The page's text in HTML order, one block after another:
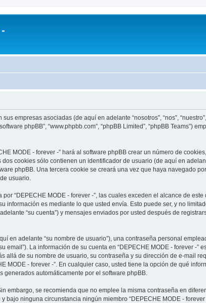
empresas asociadas (de aquí en adelante “nosotros”, “nos”,
phpBB”, “www.phpbb.com”, “phpBB Limited”, “phpBB Teams”)
MODE - forever -” hará al software phpBB crear un número de
cookies sólo contienen un identificador de usuario (de aquí en
phpBB. Una tercera cookie se creará una vez que haya navegado
usuario.
“DEPECHE MODE - forever -”, las cuales exceden el alcance de
información es mediante lo que usted envía. Esto puede ser, y no
“su cuenta”) y mensajes enviados por usted después de
en adelante “su nombre de usuario”), una contraseña personal
La información de su cuenta en “DEPECHE MODE - forever -”
de su nombre de usuario, su contraseña y su dirección de e-mail
MODE - forever -”. En cualquier caso, usted tiene la opción de qué
automáticamente por el software phpBB.
embargo, se recomienda que no emplee la misma contraseña en
bajo ninguna circunstancia ningún miembro “DEPECHE MODE -